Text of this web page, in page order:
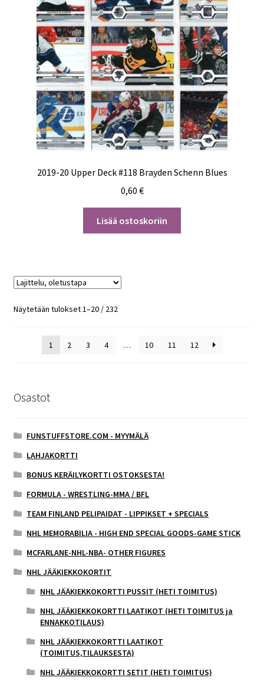
2019-20 Upper Deck #118 Brayden Schenn Blues
0,60 €
Lisää ostoskoriin
Näytetään tulokset 1–20 / 232
1 2 3 4 … 10 11 12
Osastot
FUNSTUFFSTORE.COM - MYYMÄLÄ
LAHJAKORTTI
BONUS KERÄILYKORTTI OSTOKSESTA!
FORMULA - WRESTLING-MMA / BFL
TEAM FINLAND PELIPAIDAT - LIPPIKSET + SPECIALS
NHL MEMORABILIA - HIGH END SPECIAL GOODS-GAME STICK
MCFARLANE-NHL-NBA- OTHER FIGURES
NHL JÄÄKIEKKOKORTIT
NHL JÄÄKIEKKOKORTTI PUSSIT (HETI TOIMITUS)
NHL JÄÄKIEKKOKORTTI LAATIKOT (HETI TOIMITUS ja
ENNAKKOTILAUS)
NHL JÄÄKIEKKOKORTTI LAATIKOT
(TOIMITUS,TILAUKSESTA)
NHL JÄÄKIEKKOKORTTI SETIT (HETI TOIMITUS)